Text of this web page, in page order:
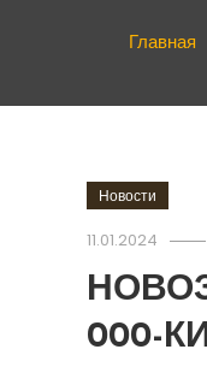
Главная
Новости
11.01.2024
000-